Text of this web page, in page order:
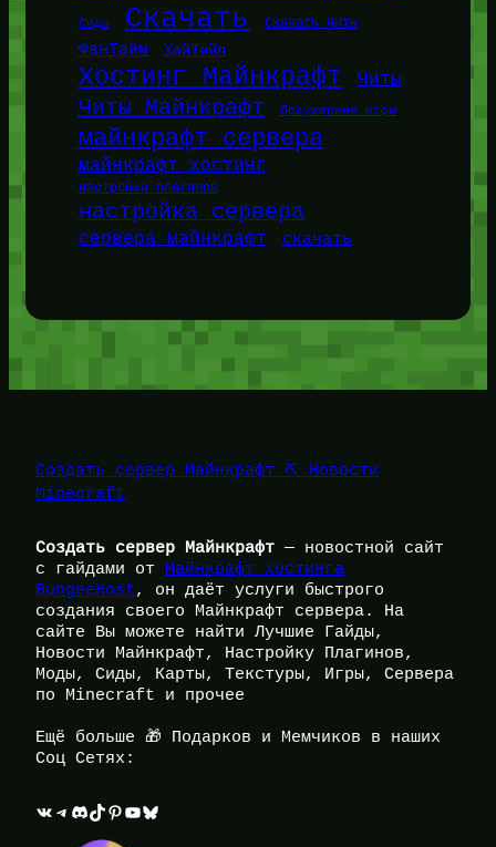
Сиды Скачать Скачать читы
ФанТайм ХайТейл
Хостинг Майнкрафт Читы
Читы Майнкрафт браузерные игры
майнкрафт сервера
майнкрафт хостинг
настройка плагинов
настройка сервера
сервера майнкрафт скачать
Создать сервер Майнкрафт ⛏️ Новости
Minecraft
Создать сервер Майнкрафт — новостной сайт
с гайдами от Майнкрафт хостинга
BungeeHost, он даёт услуги быстрого
создания своего Майнкрафт сервера. На
сайте Вы можете найти Лучшие Гайды,
Новости Майнкрафт, Настройку Плагинов,
Моды, Сиды, Карты, Текстуры, Игры, Сервера
по Minecraft и прочее
Ещё больше 🎁 Подарков и Мемчиков в наших
Соц Сетях:
ВКонтакте Telegram Discord TikTok Pinterest YouTube Bluesky